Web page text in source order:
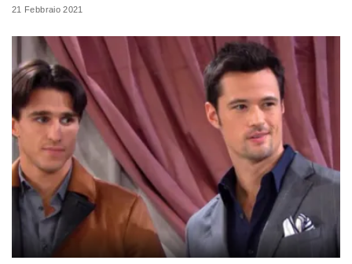
21 Febbraio 2021